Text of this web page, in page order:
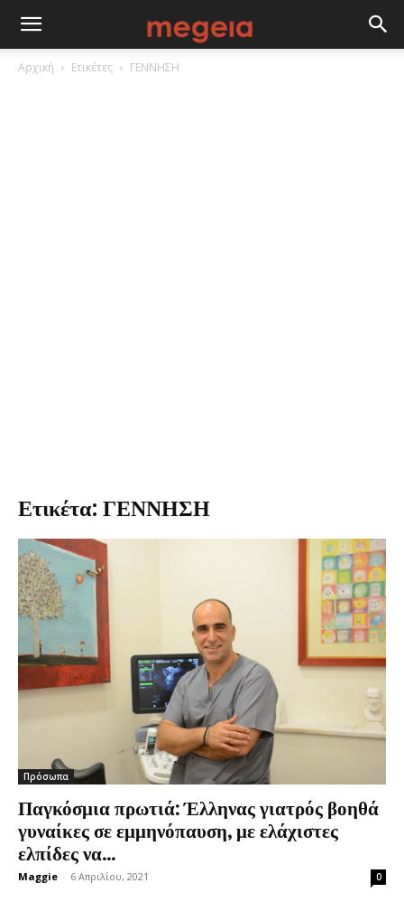
Αρχική Ετικέτες ΓΕΝΝΗΣΗ
Ετικέτα: ΓΕΝΝΗΣΗ
Πρόσωπα
Παγκόσμια πρωτιά: Έλληνας γιατρός βοηθά
γυναίκες σε εμμηνόπαυση, με ελάχιστες
ελπίδες να...
Maggie - 6 Απριλίου, 2021 0